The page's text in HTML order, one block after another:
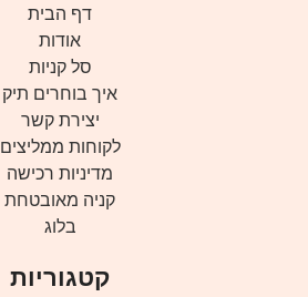
דף הבית
אודות
סל קניות
איך בוחרים תיק
יצירת קשר
לקוחות ממליצים
מדיניות רכישה
קניה מאובטחת
בלוג
קטגוריות